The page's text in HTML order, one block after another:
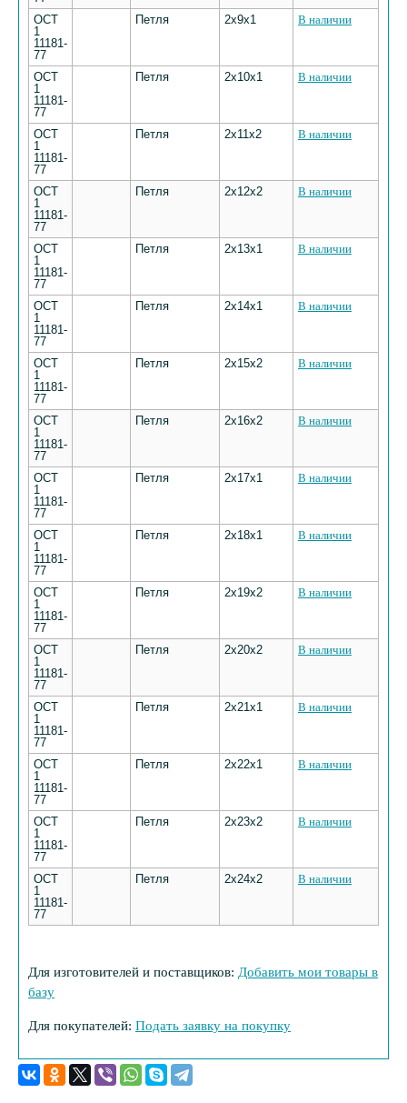
ОСТ
1
11181-
77
Петля 2х9х1 В наличии
ОСТ
1
11181-
77
Петля 2х10х1 В наличии
ОСТ
1
11181-
77
Петля 2х11х2 В наличии
ОСТ
1
11181-
77
Петля 2х12х2 В наличии
ОСТ
1
11181-
77
Петля 2х13х1 В наличии
ОСТ
1
11181-
77
Петля 2х14х1 В наличии
ОСТ
1
11181-
77
Петля 2х15х2 В наличии
ОСТ
1
11181-
77
Петля 2х16х2 В наличии
ОСТ
1
11181-
77
Петля 2х17х1 В наличии
ОСТ
1
11181-
77
Петля 2х18х1 В наличии
ОСТ
1
11181-
77
Петля 2х19х2 В наличии
ОСТ
1
11181-
77
Петля 2х20х2 В наличии
ОСТ
1
11181-
77
Петля 2х21х1 В наличии
ОСТ
1
11181-
77
Петля 2х22х1 В наличии
ОСТ
1
11181-
77
Петля 2х23х2 В наличии
ОСТ
1
11181-
77
Петля 2х24х2 В наличии
Для изготовителей и поставщиков: Добавить мои товары в
базу
Для покупателей: Подать заявку на покупку